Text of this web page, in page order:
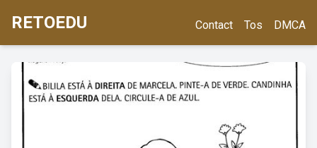
RETOEDU Contact Tos DMCA